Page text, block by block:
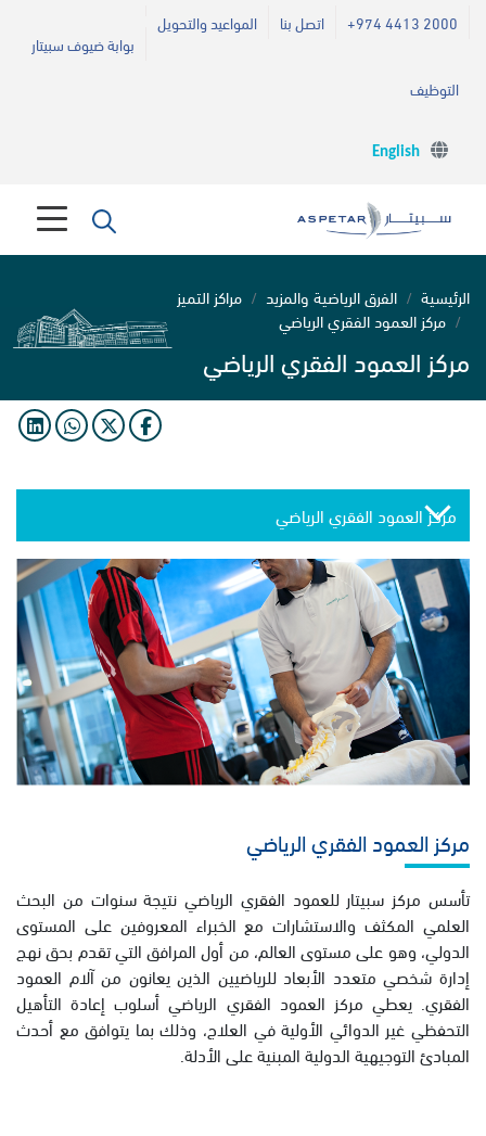
+974 4413 2000 اتصل بنا
المواعيد والتحويل
بوابة ضيوف سبيتار
التوظيف
English
الرئيسية الفرق الرياضية والمزيد
مراكز التميز
مركز العمود الفقري الرياضي
مركز العمود الفقري الرياضي
مركز العمود الفقري الرياضي
مركز العمود الفقري الرياضي
تأسس مركز سبيتار للعمود الفقري الرياضي نتيجة سنوات من البحث
العلمي المكثف والاستشارات مع الخبراء المعروفين على المستوى
الدولي، وهو على مستوى العالم، من أول المرافق التي تقدم بحق نهج
إدارة شخصي متعدد الأبعاد للرياضيين الذين يعانون من آلام العمود
الفقري. يعطي مركز العمود الفقري الرياضي أسلوب إعادة التأهيل
التحفظي غير الدوائي الأولية في العلاج، وذلك بما يتوافق مع أحدث
المبادئ التوجيهية الدولية المبنية على الأدلة.